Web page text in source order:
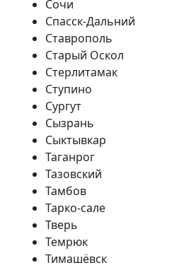
Сочи
Спасск-Дальний
Ставрополь
Старый Оскол
Стерлитамак
Ступино
Сургут
Сызрань
Сыктывкар
Таганрог
Тазовский
Тамбов
Тарко-сале
Тверь
Темрюк
Тимашёвск